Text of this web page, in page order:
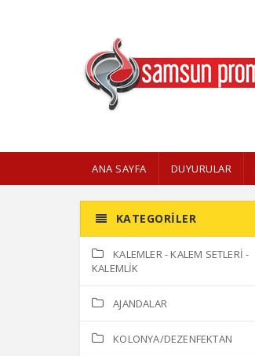
ANA SAYFA DUYURULAR
KATEGORILER
KALEMLER - KALEM SETLERİ -
KALEMLİK
AJANDALAR
KOLONYA/DEZENFEKTAN